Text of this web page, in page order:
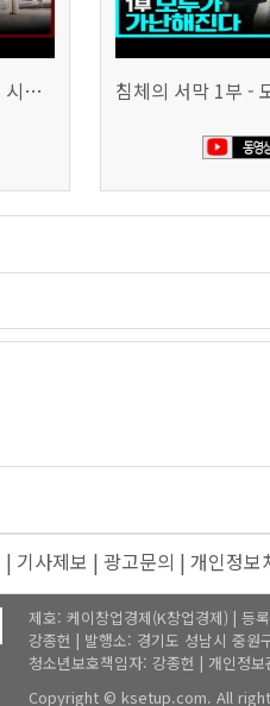
추적60분, 1360회 폐업의 시대, 위기의 자영업자
| 기사제보 | 광고문의 | 개인정보
제호: 케이창업경제(K창업경제) | 등
강종헌 | 발행소: 경기도 성남시 중
청소년보호책임자: 강종헌 | 개인정
Copyright © ksetup.com. All